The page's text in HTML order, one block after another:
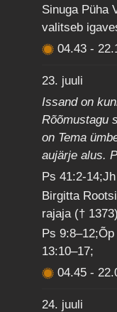
Sinuga Püha
valitseb
04.43-
23. juuli
Issand on
Rõõmustagu
on Tema
aujärje alus.
Ps 41:2-
Birgitta
rajaja († 1373)
Ps
13:10–17;
04.45-
24. juuli